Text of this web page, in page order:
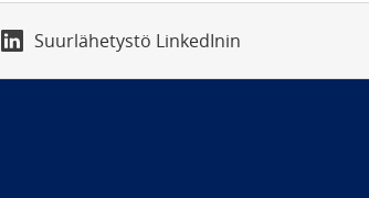
Suurlähetystö LinkedInin